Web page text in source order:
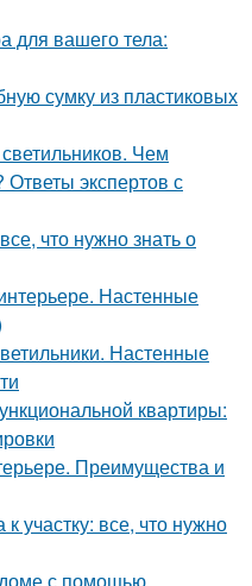
для вашего тела:
сумку из пластиковых
Чем
Ответы экспертов с
что нужно знать о
Настенные
Настенные
квартиры:
Преимущества и
участку: все, что нужно
с помощью